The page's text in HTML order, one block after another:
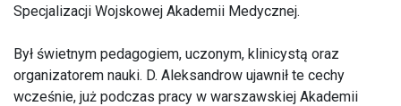
Specjalizacji Wojskowej Akademii Medycznej.
Był świetnym pedagogiem, uczonym, klinicystą oraz
organizatorem nauki. D. Aleksandrow ujawnił te cechy
wcześnie, już podczas pracy w warszawskiej Akademii